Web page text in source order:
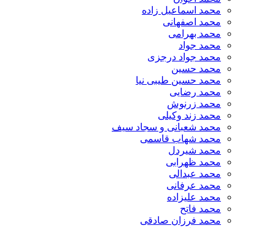
محمد اسماعیل زاده
محمد اصفهانی
محمد بهرامی
محمد جواد
محمد جواد درجزی
محمد حسین
محمد حسین طیبی نیا
محمد رضایی
محمد زرنوش
محمد زند وکیلی
محمد شعبانی و سجاد سیف
محمد شهاب قاسمی
​محمد شیردل
محمد ظهرابی
محمد عبدالی
محمد عرفانی
محمد علیزاده
محمد فاتح
محمد فرزان صادقی